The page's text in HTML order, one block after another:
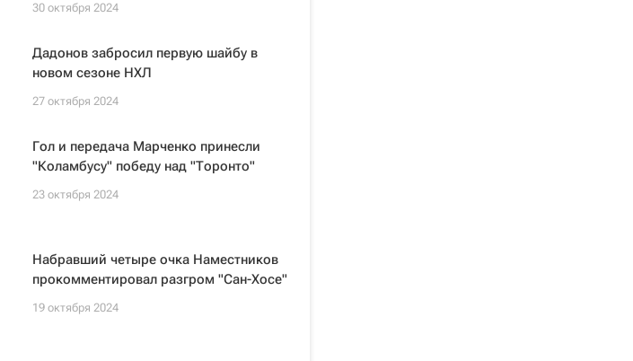
30 октября 2024
Дадонов забросил первую шайбу в
новом сезоне НХЛ
27 октября 2024
Гол и передача Марченко принесли
"Коламбусу" победу над "Торонто"
23 октября 2024
Набравший четыре очка Наместников
прокомментировал разгром "Сан-Хосе"
19 октября 2024